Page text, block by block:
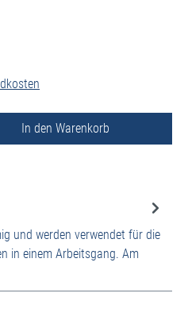
gewünschten Wert ein
In den Warenkorb
und werden verwendet für die
in einem Arbeitsgang. Am